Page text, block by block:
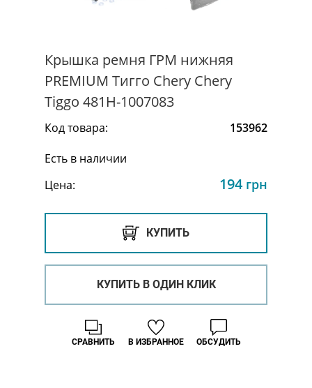
Крышка ремня ГРМ нижняя
PREMIUM Тигго Chery Chery
Tiggo 481H-1007083
Код товара:
153962
Есть в наличии
Цена:
194 грн
КУПИТЬ
КУПИТЬ В ОДИН КЛИК
В ИЗБРАННОЕ
СРАВНИТЬ ОБСУДИТЬ